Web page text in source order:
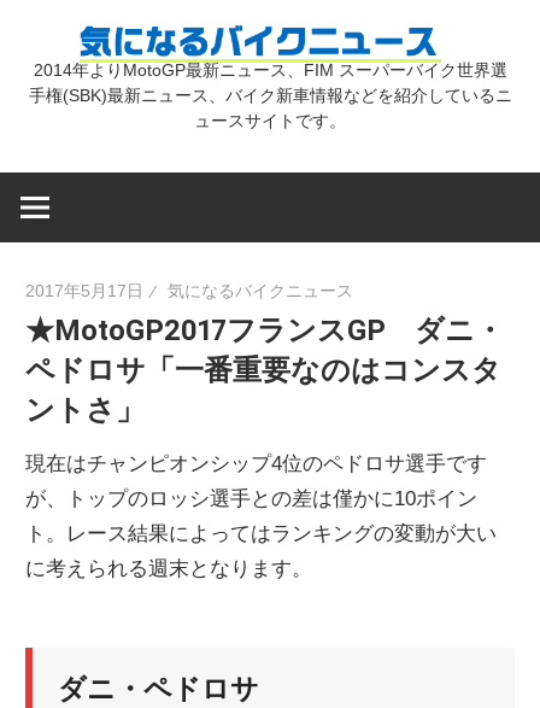
気
バ
ク
2014年よりMotoGP最新ニュース、FIM スーパーバイク世界選
手権(SBK)最新ニュース、バイク新車情報などを紹介しているニ
ュースサイトです。
2017年5月17日 気になるバイクニュース
★MotoGP2017フランスGP ダニ・
ペドロサ「一番重要なのはコンスタ
ントさ」
現在はチャンピオンシップ4位のペドロサ選手です
が、トップのロッシ選手との差は僅かに10ポイン
ト。レース結果によってはランキングの変動が大い
に考えられる週末となります。
ダニ・ペドロサ